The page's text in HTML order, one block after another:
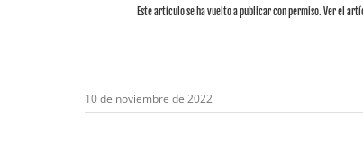
Este artículo se ha vuelto a publicar con permiso. Ver el
10 de noviembre de 2022